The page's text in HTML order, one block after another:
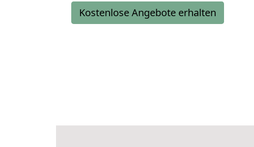
Kostenlose Angebote erhalten